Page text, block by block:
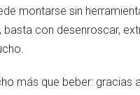
montarse sin
basta con desenroscar,
más que beber: gracias